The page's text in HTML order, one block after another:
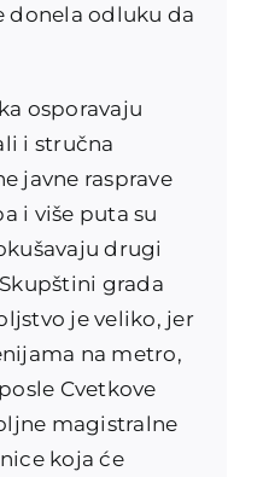
donela odluku da
osporavaju
i stručna
javne rasprave
i više puta su
drugi
grada
je veliko, jer
na metro,
Cvetkove
magistralne
koja će